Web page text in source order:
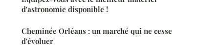
d'astronomie disponible !
Cheminée Orléans : un marché qui ne cesse
d'évoluer